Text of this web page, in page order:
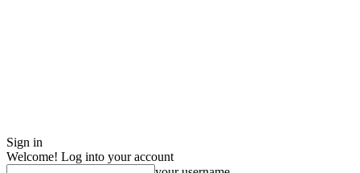
Sign in
Welcome! Log into your account